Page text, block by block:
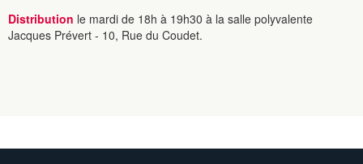
Distribution le mardi de 18h à 19h30 à la salle polyvalente
Jacques Prévert - 10, Rue du Coudet.